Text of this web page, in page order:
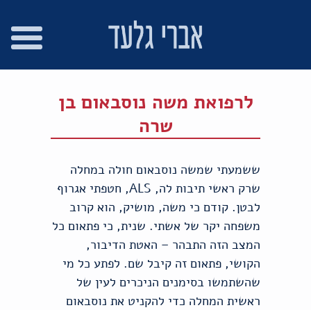
לרפואת משה נוסבאום בן
שרה
ששמעתי שמשה נוסבאום חולה במחלה
שרק ראשי תיבות לה, ALS, חטפתי אגרוף
לבטן. קודם כי משה, מושיק, הוא קרוב
משפחה יקר של אשתי. שנית, כי פתאום כל
המצב הזה התבהר – האטת הדיבור,
הקושי, פתאום זה קיבל שם. לפתע כל מי
שהשתמשו בסימנים הניכרים לעין של
ראשית המחלה כדי להקניט את נוסבאום